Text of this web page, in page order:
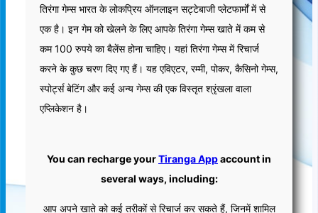
तिरंगा गेम्स भारत के लोकप्रिय ऑनलाइन सट्टेबाजी प्लेटफार्मों में से
एक है। इन गेम को खेलने के लिए आपके तिरंगा गेम्स खाते में कम से
कम 100 रुपये का बैलेंस होना चाहिए। यहां तिरंगा गेम्स में रिचार्ज
करने के कुछ चरण दिए गए हैं। यह एविएटर, रम्मी, पोकर, कैसिनो गेम्स,
स्पोर्ट्स बेटिंग और कई अन्य गेम्स की एक विस्तृत श्रृंखला वाला
एप्लिकेशन है।
You can recharge yourTiranga Appaccount in
several ways, including:
आप अपने खाते को कई तरीकों से रिचार्ज कर सकते हैं, जिनमें शामिल